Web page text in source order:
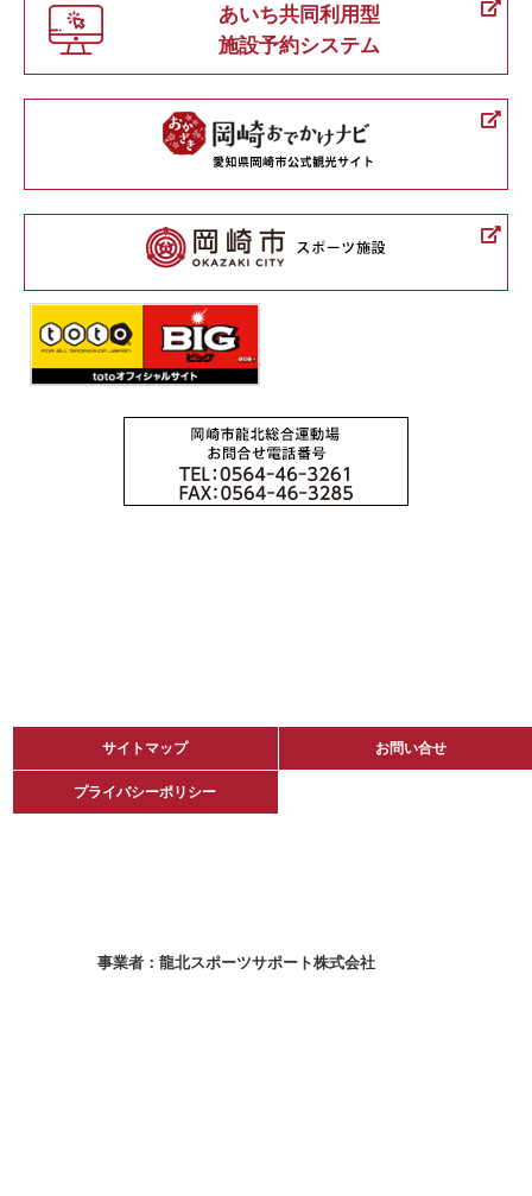
あいち共同利用型
施設予約システム
サイトマップ お問い合せ
プライバシーポリシー
サイトマップ お問い合せ
プライバシーポリシー
龍北スポーツサポート株式会社